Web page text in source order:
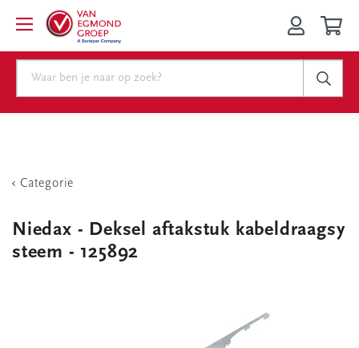
Categorie
Niedax - Deksel aftakstuk kabeldraagsy
steem - 125892